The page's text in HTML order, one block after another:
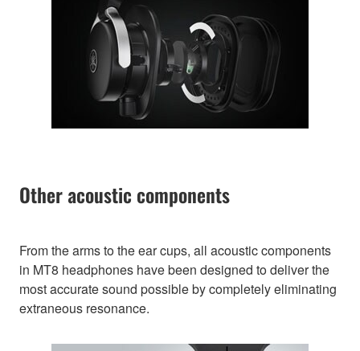
Other acoustic components
From the arms to the ear cups, all acoustic components
in MT8 headphones have been designed to deliver the
most accurate sound possible by completely eliminating
extraneous resonance.